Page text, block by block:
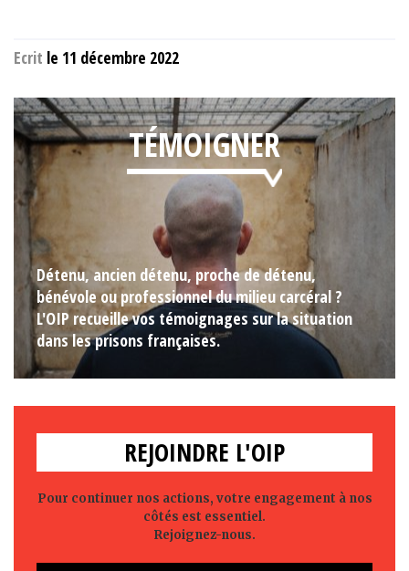
Ecrit le 11 décembre 2022
TÉMOIGNER
Détenu, ancien détenu, proche de détenu,
bénévole ou professionnel du milieu carcéral ?
L'OIP recueille vos témoignages sur la situation
dans les prisons françaises.
REJOINDRE L'OIP
Pour continuer nos actions, votre engagement à nos
côtés est essentiel.
Rejoignez-nous.